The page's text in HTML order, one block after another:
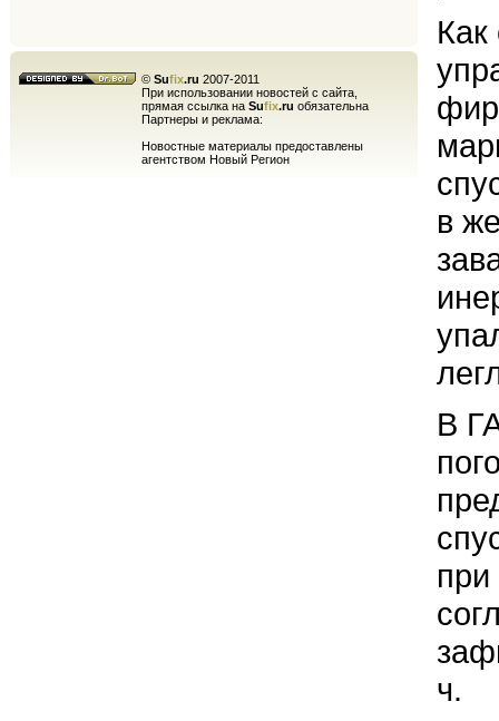
© Sufix.ru 2007-2011
При использовании новостей с сайта,
прямая ссылка на Sufix.ru обязательна
Партнеры и реклама:
Новостные материалы предоставлены
агентством Новый Регион
в
В
ч.